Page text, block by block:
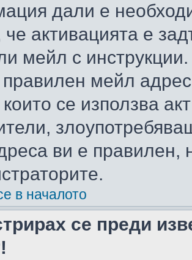
дали е
че активацията е
мейл с
мейл
се използва
ви е правилен,
в началото
се преди